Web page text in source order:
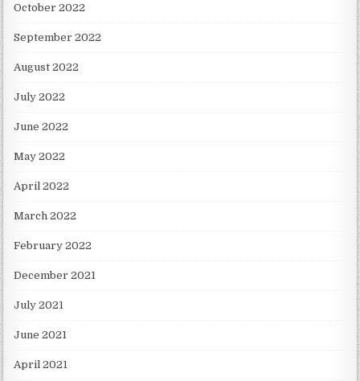
October 2022
September 2022
August 2022
July 2022
June 2022
May 2022
April 2022
March 2022
February 2022
December 2021
July 2021
June 2021
April 2021